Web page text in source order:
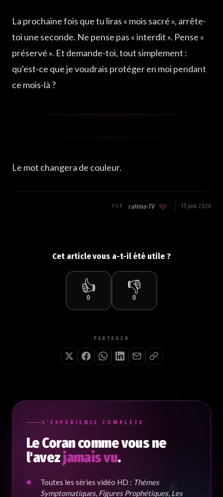
La prochaine fois que tu liras « mois sacré », arrête-
toi une seconde. Ne pense pas « interdit ». Pense «
préservé ». Et demande-toi, tout simplement :
qu'est-ce que je voudrais protéger en moi pendant
ce mois-là ?
Le mot changera de couleur.
PAR raHma-TV 15 juin 2026
Cet article vous a-t-il été utile ?
👍
0
👎
0
PARTAGER
L'EXPÉRIENCE COMPLÈTE
Le Coran comme vous ne
l'avezjamais vu.
Toutes les séries vidéo HD : Thèmes
Symptomatiques, Figures Prophétiques, Les